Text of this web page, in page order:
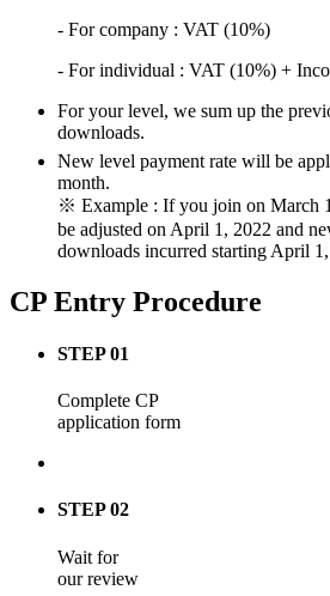
- For company : VAT (10%)
- For individual : VAT (10%) +
For your level, we sum up the
downloads.
New level payment rate will be
month.
※ Example : If you join on March
be adjusted on April 1, 2022 and
downloads incurred starting April
CP Entry Procedure
STEP 01
Complete CP
application form
STEP 02
Wait for
our review